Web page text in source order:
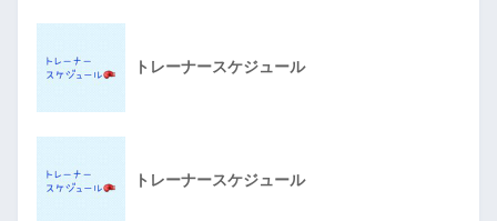
トレーナースケジュール
トレーナースケジュール